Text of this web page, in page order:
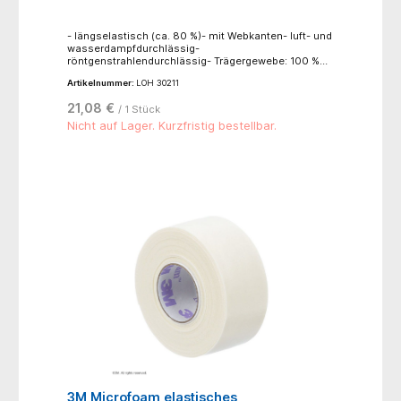
- längselastisch (ca. 80 %)- mit Webkanten- luft- und
wasserdampfdurchlässig-
röntgenstrahlendurchlässig- Trägergewebe: 100 %
Synthesekautschukkleber- einzeln in
Kompressionsverbände in der Phlebologie, für
funktionelle Verbände in der Sportmedizin, zum
Stützen und Entlasten, bei Kontusionen,
Artikelnummer: LOH 30211
21,08 € / 1 Stück
Nicht auf Lager. Kurzfristig bestellbar.
3M Microfoam elastisches